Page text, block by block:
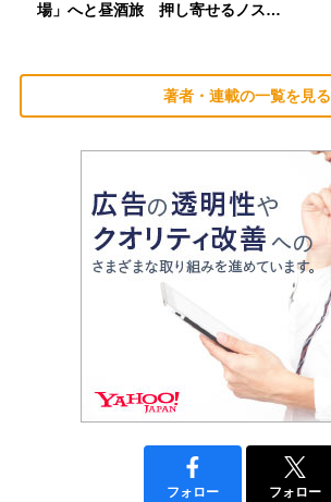
場」へと昼酒旅 押し寄せるノス…
著者・連載の一覧を見る
フォロー フォロー